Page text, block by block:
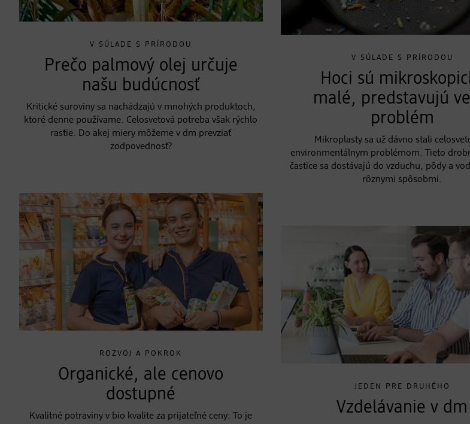
V SÚLADE S PRÍRODOU
Prečo palmový olej určuje
našu budúcnosť
Kritické suroviny sa nachádzajú v mnohých produktoch,
ktoré denne používame. Celosvetová potreba však rýchlo
rastie. Do akej miery môžeme v dm prevziať
zodpovednosť?
ROZVOJ A POKROK
Organické, ale cenovo
dostupné
Kvalitné potraviny v bio kvalite za prijateľné ceny: To je
V SÚLADE S PRÍRODOU
Hoci sú
malé, predstavujú
problém
Mikroplasty sa už dávno stali
environmentálnym problémom. Tieto
častice sa dostávajú do vzduchu, pôdy a
rôznymi spôsobmi.
JEDEN PRE DRUHÉHO
Vzdelávanie v dm